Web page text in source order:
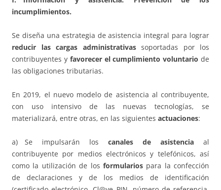
incumplimientos.
Se diseña una estrategia de asistencia integral para lograr
reducir las cargas administrativassoportadas por los
contribuyentes y favorecer el cumplimiento voluntario de
las obligaciones tributarias.
En 2019, el nuevo modelo de asistencia al contribuyente,
con uso intensivo de las nuevas tecnologías, se
materializará, entre otras, en las siguientes actuaciones:
a) Se impulsarán los canales de asistencia al
contribuyente por medios electrónicos y telefónicos, así
como la utilización de los formulariospara la confección
de declaraciones y de los medios de identificación